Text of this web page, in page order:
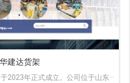
华建达货架
2023年正式成立。公司位于山东···